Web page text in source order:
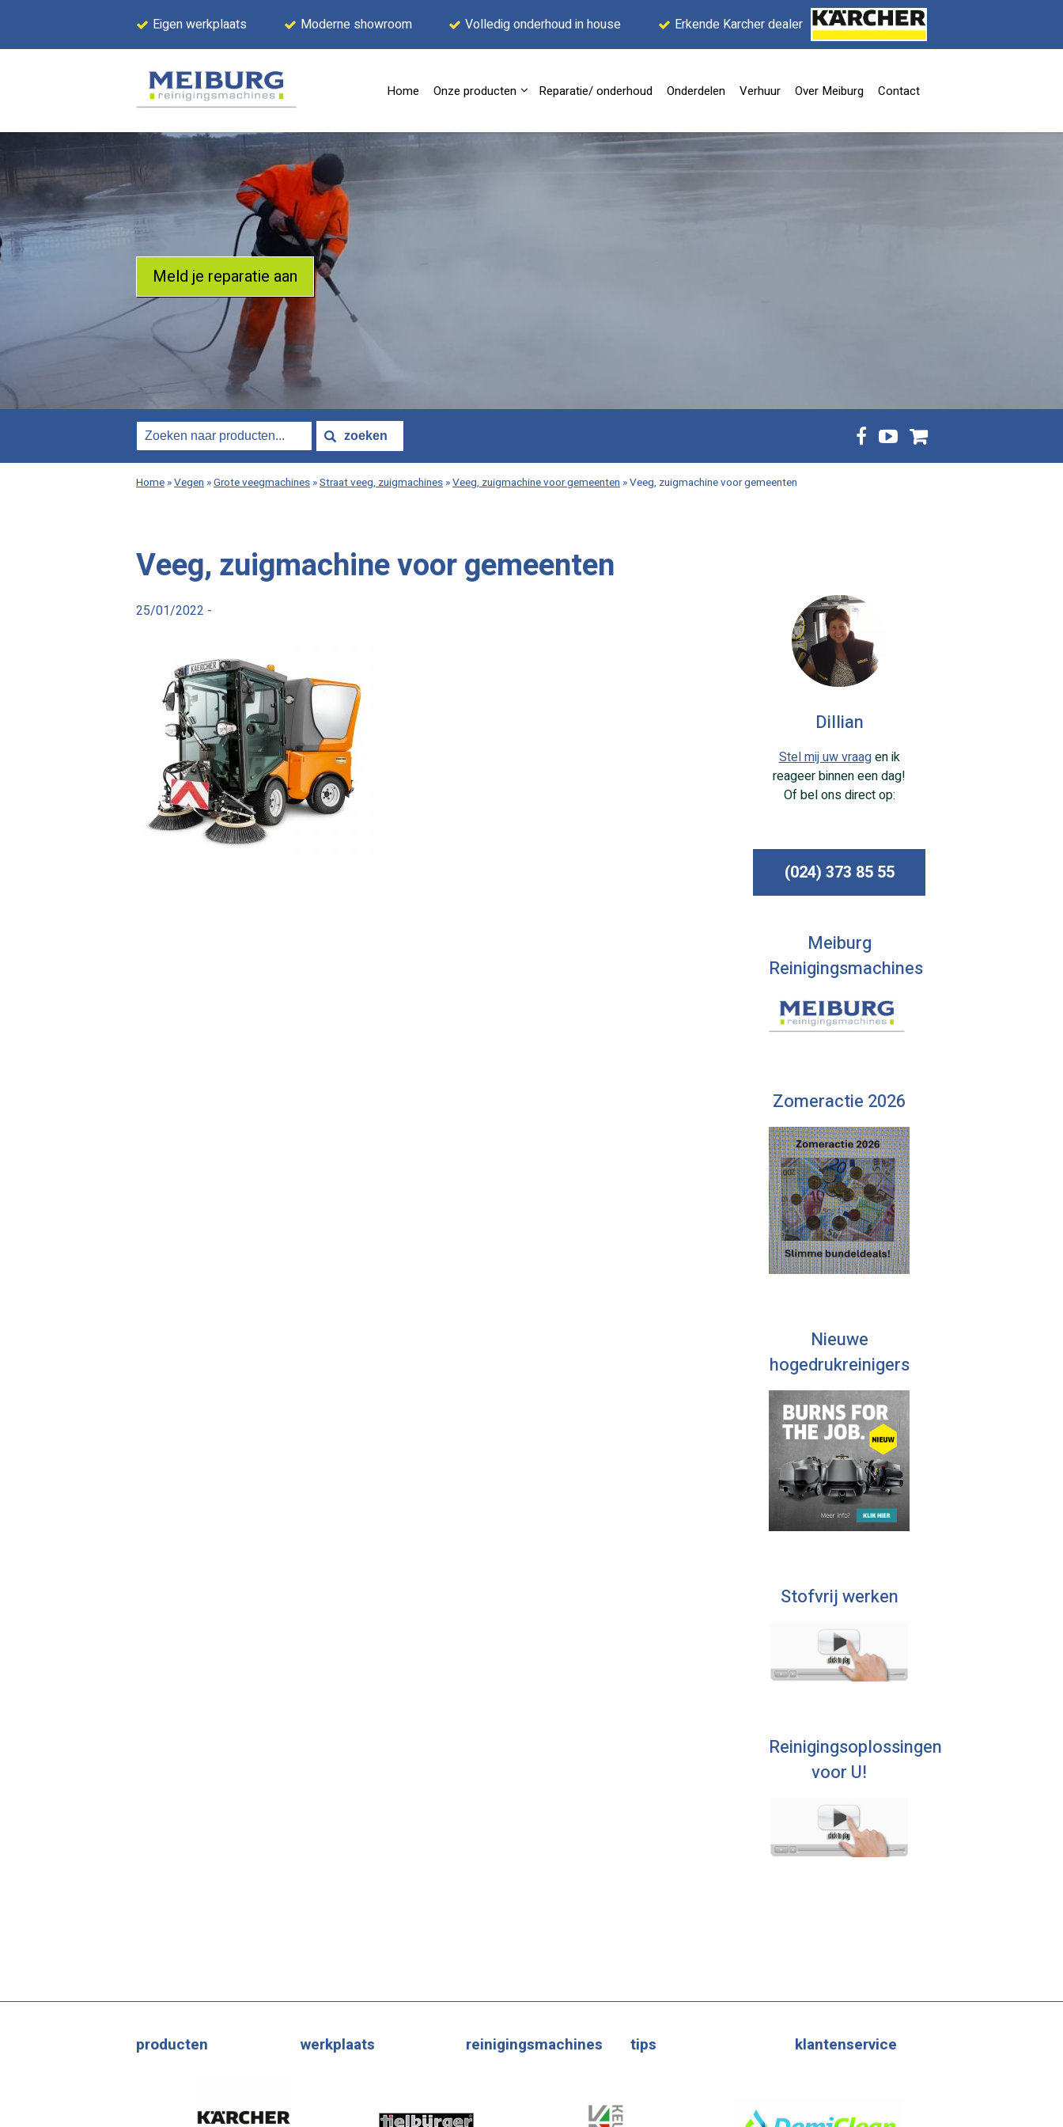
Eigen werkplaats Moderne showroom Volledig onderhoud in house Erkende Karcher dealer
Home Onze producten Reparatie/ onderhoud Onderdelen Verhuur Over Meiburg Contact
Meld je reparatie aan
Home »Vegen »Grote veegmachines »Straat veeg, zuigmachines »Veeg, zuigmachine voor gemeenten »Veeg, zuigmachine voor gemeenten
Veeg, zuigmachine voor gemeenten
25/01/2022 -
Dillian
Stel mij uw vraagen ik
reageer binnen een dag!
Of bel ons direct op:
(024) 373 85 55
Meiburg
Reinigingsmachines
Zomeractie 2026
Nieuwe
hogedrukreinigers
Stofvrij werken
Reinigingsoplossingen
voor U!
producten werkplaats reinigingsmachines tips klantenservice